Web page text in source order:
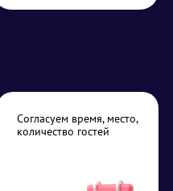
Согласуем время, место,
количество гостей